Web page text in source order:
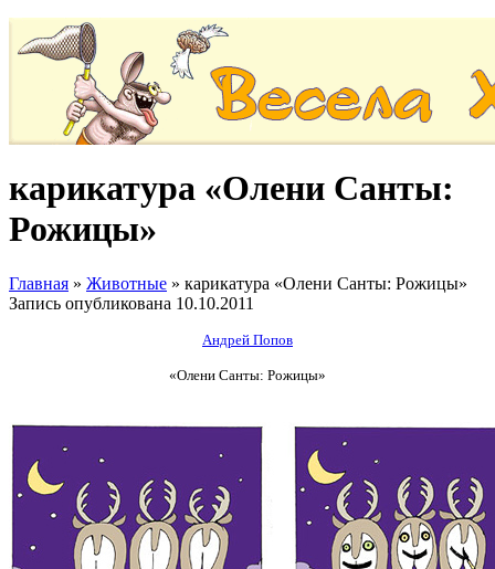
карикатура «Олени Санты:
Рожицы»
Главная » Животные » карикатура «Олени Санты: Рожицы»
Запись опубликована 10.10.2011
Андрей Попов
«Олени Санты: Рожицы»